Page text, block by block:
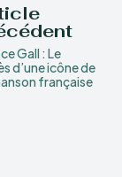
Gall : Le
d’une icône de
française